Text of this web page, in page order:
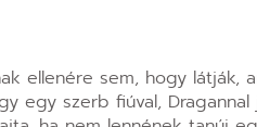
ellenére sem, hogy látják,
szerb fiúval, Dragannal